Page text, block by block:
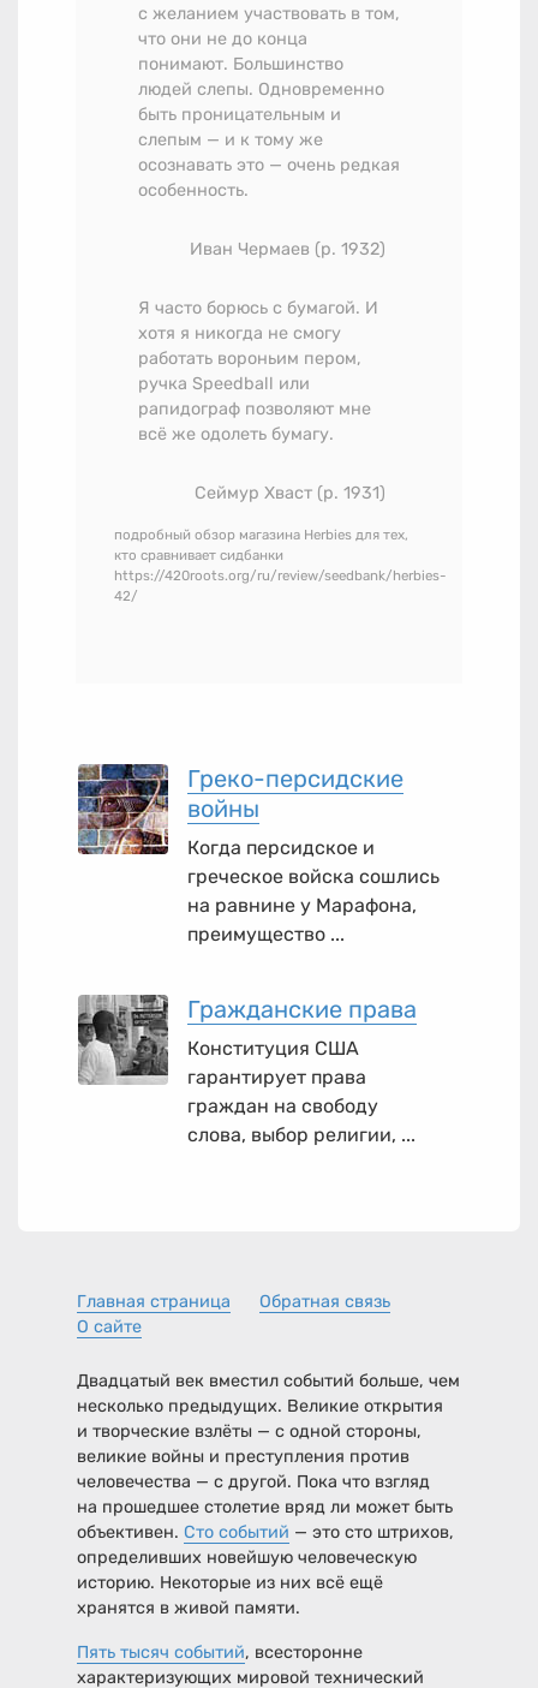
с желанием участвовать в том,
что они не до конца
понимают. Большинство
людей слепы. Одновременно
быть проницательным и
слепым — и к тому же
осознавать это — очень редкая
особенность.
Иван Чермаев (р. 1932)
Я часто борюсь с бумагой. И
хотя я никогда не смогу
работать вороньим пером,
ручка Speedball или
рапидограф позволяют мне
всё же одолеть бумагу.
Сеймур Хваст (р. 1931)
подробный обзор магазина Herbies для тех,
кто сравнивает сидбанки
https://420roots.org/ru/review/seedbank/herbies-
42/
Греко-персидские
войны
Когда персидское и
греческое войска сошлись
на равнине у Марафона,
преимущество ...
Гражданские права
Конституция США
гарантирует права
граждан на свободу
слова, выбор религии, ...
Главная страница
Обратная связь
О сайте
Двадцатый век вместил событий больше, чем
несколько предыдущих. Великие открытия
и творческие взлёты — с одной стороны,
великие войны и преступления против
человечества — с другой. Пока что взгляд
на прошедшее столетие вряд ли может быть
объективен. Сто событий — это сто штрихов,
определивших новейшую человеческую
историю. Некоторые из них всё ещё
хранятся в живой памяти.
Пять тысяч событий, всесторонне
характеризующих мировой технический